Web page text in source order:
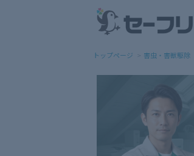
トップページ 害虫・害獣駆除